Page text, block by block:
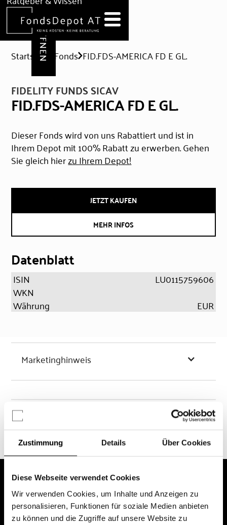
Zustimmung Details Über Cookies
Diese Webseite verwendet Cookies
Wir verwenden Cookies, um Inhalte und Anzeigen zu
personalisieren, Funktionen für soziale Medien anbieten
zu können und die Zugriffe auf unsere Website zu
Hilfe & Formulare
DEPOT ERÖFFNEN
Startseite Fonds FID.FDS-AMERICA FD E GL.
FIDELITY FUNDS SICAV
FID.FDS-AMERICA FD E GL.
Dieser Fonds wird von uns Rabattiert und ist in
Ihrem Depot mit 100% Rabatt zu erwerben. Gehen
Sie gleich hierzu Ihrem Depot!
JETZT KAUFEN
MEHR INFOS
Datenblatt
ISIN
LU0115759606
WKN
Währung
EUR
Marketinghinweis
Chancen & Risiken